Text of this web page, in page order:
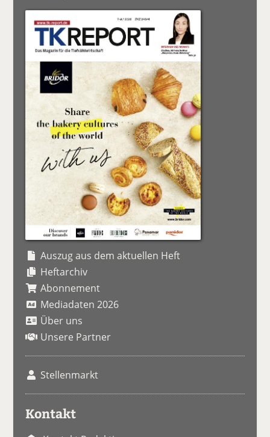
Auszug aus dem aktuellen Heft
Heftarchiv
Abonnement
Mediadaten 2026
Über uns
Unsere Partner
Stellenmarkt
Kontakt